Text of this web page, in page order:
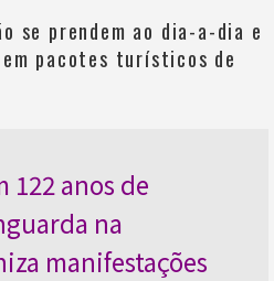
se prendem ao dia-a-dia e
pacotes turísticos de
anos de
na
manifestações